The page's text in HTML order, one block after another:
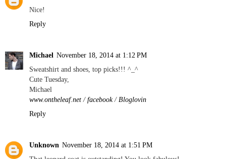
Nice!
Reply
Michael November 18, 2014 at 1:12 PM
Sweatshirt and shoes, top picks!!! ^_^
Cute Tuesday,
Michael
www.ontheleaf.net /facebook/ Bloglovin
Reply
Unknown November 18, 2014 at 1:51 PM